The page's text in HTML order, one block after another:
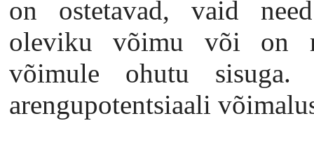
on ostetavad, vaid
oleviku võimu või on
võimule ohutu sisuga.
arengupotentsiaali